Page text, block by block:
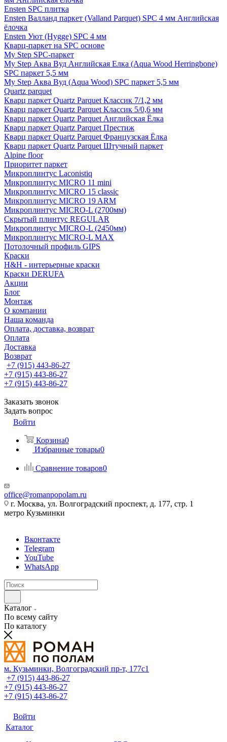
Ensten SPC плитка
Ensten Валланд паркет (Valland Parquet) SPC 4 мм Английская
ёлочка
Ensten Уют (Hygge) SPC 4 мм
Кварц-паркет на SPC основе
My Step SPC-паркет
My Step Аква Вуд Английская Елка (Aqua Wood Herringbone)
SPC паркет 5,5 мм
My Step Аква Вуд (Aqua Wood) SPC паркет 5,5 мм
Quartz parquet
Кварц паркет Quartz Parquet Классик 7/1,2 мм
Кварц паркет Quartz Parquet Классик 5/0,6 мм
Кварц паркет Quartz Parquet Английская Ёлка
Кварц паркет Quartz Parquet Престиж
Кварц паркет Quartz Parquet Французская Ёлка
Кварц паркет Quartz Parquet Штучный паркет
Alpine floor
Приоритет паркет
Микроплинтус Laconistiq
Микроплинтус MICRO 11 mini
Микроплинтус MICRO 15 classic
Микроплинтус MICRO 19 ARM
Микроплинтус MICRO-L (2700мм)
Скрытый плинтус REGULAR
Микроплинтус MICRO-L (2450мм)
Микроплинтус MICRO-L MAX
Потолочный профиль GIPS
Краски
H&H - интерьерные краски
Краски DERUFA
Акции
Блог
Монтаж
О компании
Наша команда
Оплата, доставка, возврат
Оплата
Доставка
Возврат
+7 (915) 443-86-27
+7 (915) 443-86-27
+7 (915) 443-86-27
Заказать звонок
Задать вопрос
Войти
Корзина0
Избранные товары0
Сравнение товаров0
office@romanpopolam.ru
г. Москва, ул. Волгоградский проспект, д. 177, стр. 1
метро Кузьминки
Вконтакте
Telegram
YouTube
WhatsApp
Каталог
По всему сайту
По каталогу
м. Кузьминки, Волгоградский пр‑т, 177с1
+7 (915) 443-86-27
+7 (915) 443-86-27
+7 (915) 443-86-27
Войти
Каталог